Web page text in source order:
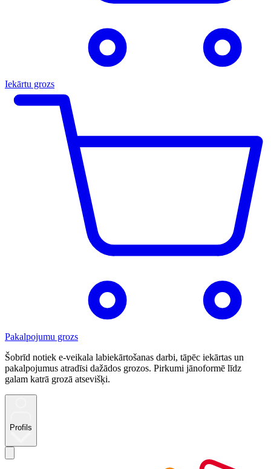
Iekārtu grozs
Pakalpojumu grozs
Šobrīd notiek e-veikala labiekārtošanas darbi, tāpēc iekārtas un
pakalpojumus atradīsi dažādos grozos. Pirkumi jānoformē līdz
galam katrā grozā atsevišķi.
Profils